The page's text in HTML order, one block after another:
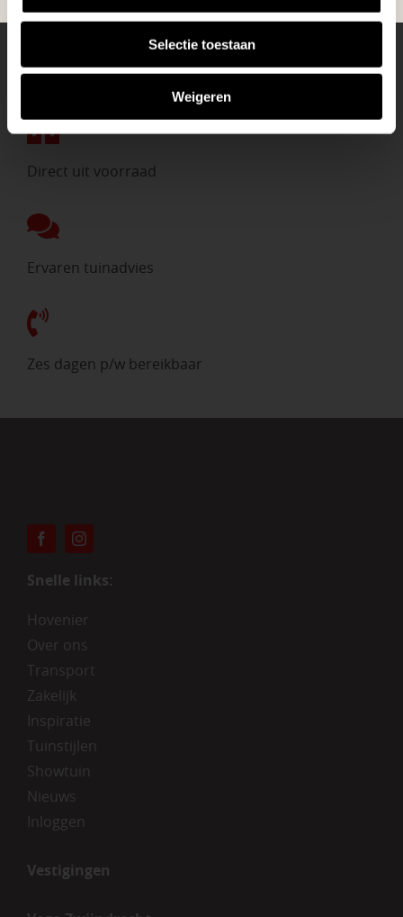
Selectie toestaan
Weigeren
Eigen bezorgdienst
Direct uit voorraad
Ervaren tuinadvies
Zes dagen p/w bereikbaar
Snelle links:
Hovenier
Over ons
Transport
Zakelijk
Inspiratie
Tuinstijlen
Showtuin
Nieuws
Inloggen
Vestigingen